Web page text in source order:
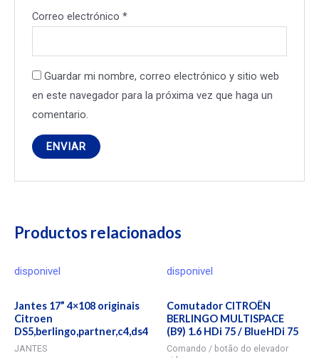
Correo electrónico*
Guardar mi nombre, correo electrónico y sitio web
en este navegador para la próxima vez que haga un
comentario.
Productos relacionados
disponivel
Jantes 17” 4×108 originais
Citroen
DS5,berlingo,partner,c4,ds4
JANTES
disponivel
Comutador CITROËN
BERLINGO MULTISPACE
(B9) 1.6 HDi 75 / BlueHDi 75
Comando / botão do elevador